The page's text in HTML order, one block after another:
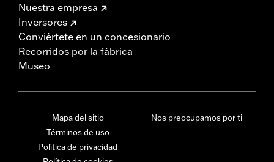
Nuestra empresa
Inversores
Conviértete en un concesionario
Recorridos por la fábrica
Museo
Mapa del sitio
Términos de uso
Política de privacidad
Nos preocupamos por ti